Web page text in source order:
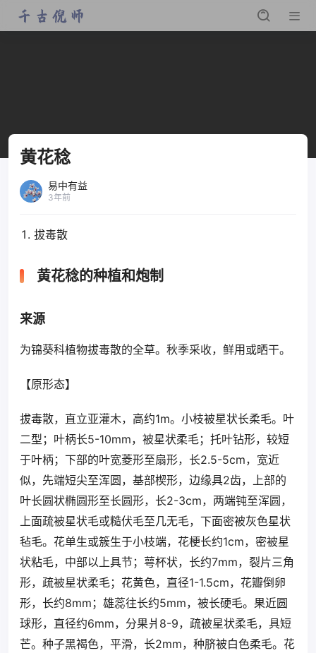
黄花稔
易中有益
3年前
拔毒散
黄花稔的种植和炮制
来源
为锦葵科植物拔毒散的全草。秋季采收，鲜用或晒干。
【原形态】
拔毒散，直立亚灌木，高约1m。小枝被星状长柔毛。叶
二型；叶柄长5-10mm，被星状柔毛；托叶钻形，较短
于叶柄；下部的叶宽菱形至扇形，长2.5-5cm，宽近
似，先端短尖至浑圆，基部楔形，边缘具2齿，上部的
叶长圆状椭圆形至长圆形，长2-3cm，两端钝至浑圆，
上面疏被星状毛或糙伏毛至几无毛，下面密被灰色星状
毡毛。花单生或簇生于小枝端，花梗长约1cm，密被星
状粘毛，中部以上具节；萼杯状，长约7mm，裂片三角
形，疏被星状柔毛；花黄色，直径1-1.5cm，花瓣倒卵
形，长约8mm；雄蕊往长约5mm，被长硬毛。果近圆
球形，直径约6mm，分果爿8-9，疏被星状柔毛，具短
芒。种子黑褐色，平滑，长2mm，种脐被白色柔毛。花